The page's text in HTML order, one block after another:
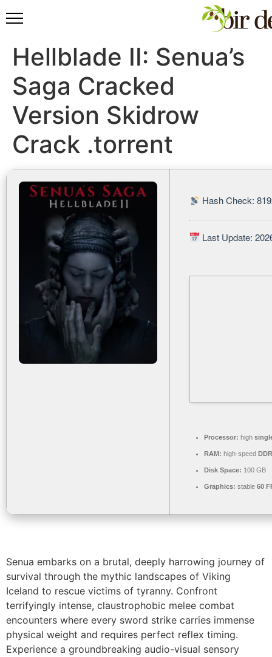
Hellblade II: Senua’s
Saga Cracked
Version Skidrow
Crack .torrent
Hash Check:
Last Update:
Processor: high
RAM: high-speed
Disk Space: 100 GB
Graphics: stable 60
Senua embarks on a brutal, deeply harrowing journey of
survival through the mythic landscapes of Viking
Iceland to rescue victims of tyranny. Confront
terrifyingly intense, claustrophobic melee combat
encounters where every sword strike carries immense
physical weight and requires perfect reflex timing.
Experience a groundbreaking audio-visual sensory